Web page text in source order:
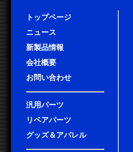
トップページ
ニュース
新製品情報
会社概要
お問い合わせ
汎用パーツ
リペアパーツ
グッズ＆アパレル